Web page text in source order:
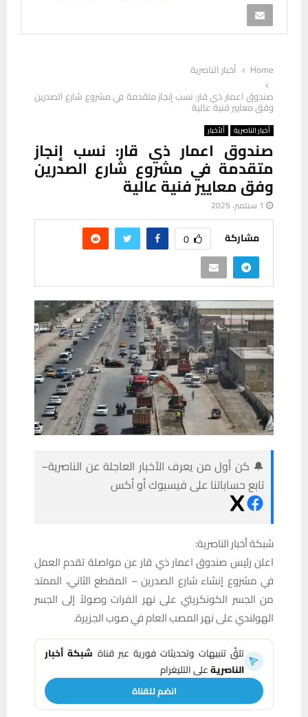
Home
أخبار الناصرية
صندوق اعمار ذي قار: نسب إنجاز متقدمة في مشروع شارع الصدرين
وفق معايير فنية عالية
أخبار الناصرية ألأخبار
صندوق اعمار ذي قار: نسب إنجاز
متقدمة في مشروع شارع الصدرين
وفق معايير فنية عالية
1 سبتمبر، 2025
مشاركة 0
🔔 كن أول من يعرف الأخبار العاجلة عن الناصرية–
تابع حساباتنا على فيسبوك أو أكس
شبكة أخبار الناصرية:
اعلن رئيس صندوق اعمار ذي قار عن مواصلة تقدم العمل
في مشروع إنشاء شارع الصدرين – المقطع الثاني، الممتد
من الجسر الكونكريتي على نهر الفرات وصولاً إلى الجسر
الهولندي على نهر المصب العام في صوب الجزيرة.
تلقَّ تنبيهات وتحديثات فورية عبر قناة شبكة أخبار
الناصريةعلى التليغرام
انضم للقناة